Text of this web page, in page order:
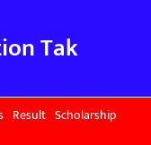
Tak
Result Scholarship